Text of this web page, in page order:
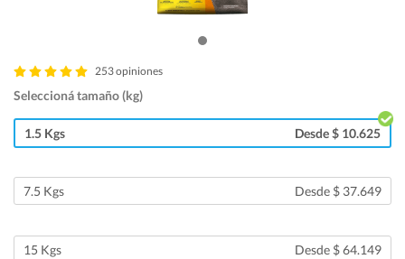
253 opiniones
Seleccioná tamaño (kg)
1.5 Kgs Desde $ 10.625
7.5 Kgs Desde $ 37.649
15 Kgs Desde $ 64.149